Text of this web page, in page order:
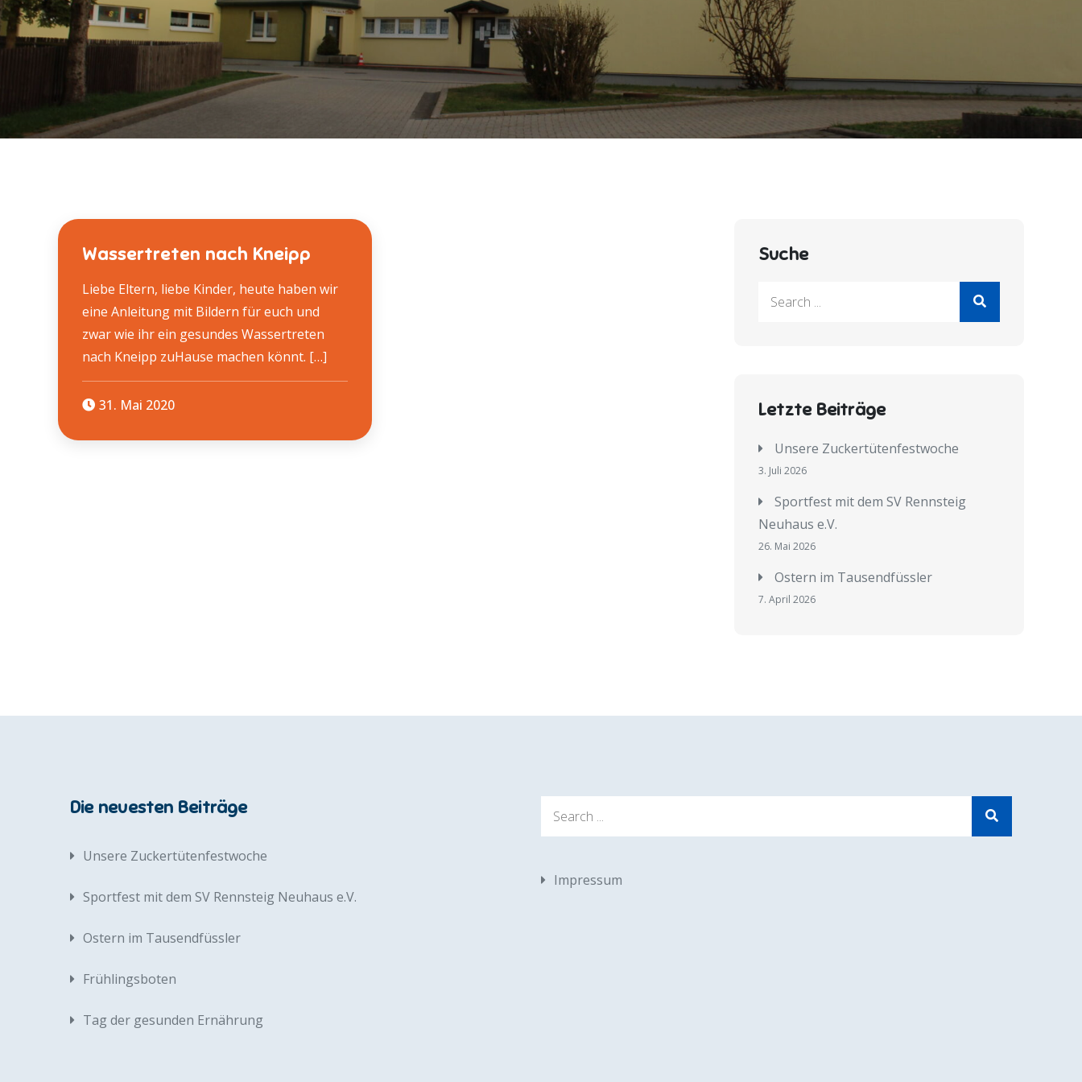
Wassertreten nach Kneipp
Liebe Eltern, liebe Kinder, heute haben wir
eine Anleitung mit Bildern für euch und
zwar wie ihr ein gesundes Wassertreten
nach Kneipp zuHause machen könnt. […]
31. Mai 2020
Suche
Letzte Beiträge
Unsere Zuckertütenfestwoche
3. Juli 2026
Sportfest mit dem SV Rennsteig
Neuhaus e.V.
26. Mai 2026
Ostern im Tausendfüssler
7. April 2026
Die neuesten Beiträge
Unsere Zuckertütenfestwoche
Sportfest mit dem SV Rennsteig Neuhaus e.V.
Ostern im Tausendfüssler
Frühlingsboten
Tag der gesunden Ernährung
Impressum